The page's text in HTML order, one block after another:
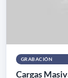
GRABACIÓN
Cargas